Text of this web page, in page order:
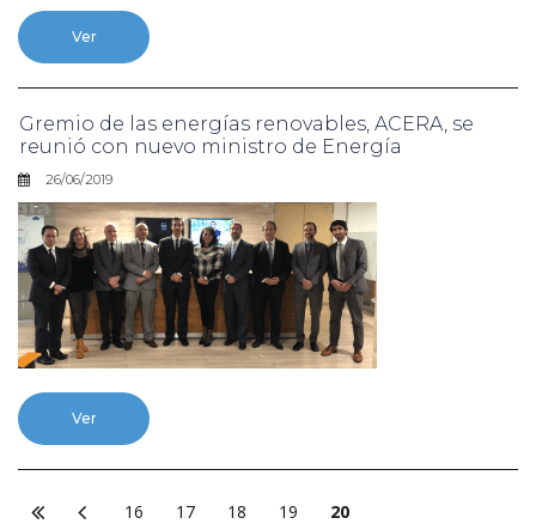
Ver
Gremio de las energías renovables, ACERA, se
reunió con nuevo ministro de Energía
26/06/2019
Ver
16 17 18 19 20